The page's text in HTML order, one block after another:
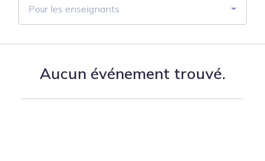
Pour les enseignants
Aucun événement trouvé.